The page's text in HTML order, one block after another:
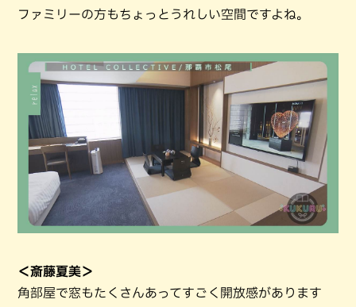
ファミリーの方もちょっとうれしい空間ですよね。
＜斎藤夏美＞
角部屋で窓もたくさんあってすごく開放感があります